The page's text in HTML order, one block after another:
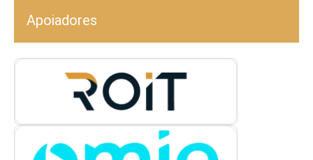
Apoiadores